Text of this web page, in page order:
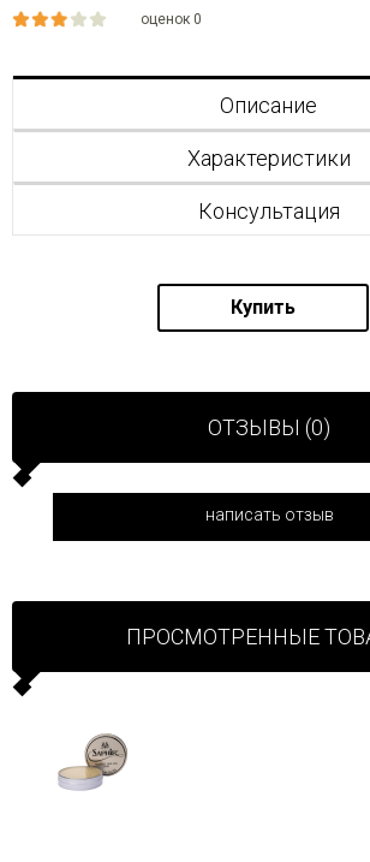
оценок 0
Описание
Характеристики
Консультация
Купить
ОТЗЫВЫ (0)
написать отзыв
ПРОСМОТРЕННЫЕ